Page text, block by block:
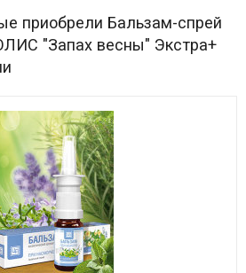
приобрели Бальзам-спрей
"Запах весны" Экстра+